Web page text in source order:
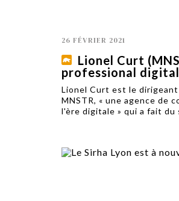
26 FÉVRIER 2021
Lionel Curt
professional
Lionel Curt est le
MNSTR, « une agence de
l'ère digitale » qui a fait
marque de fabrique. Ses